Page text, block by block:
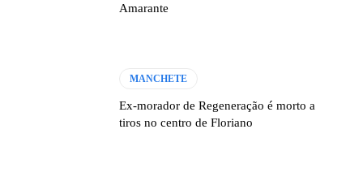
Amarante
MANCHETE
Ex-morador de Regeneração é morto a
tiros no centro de Floriano